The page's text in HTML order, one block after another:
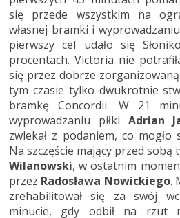
się przede wszystkim na
własnej bramki i
pierwszy cel udało się
procentach. Victoria nie
się przez dobrze
tym czasie tylko dwukrotnie
bramkę Concordii. W 21
wyprowadzaniu piłki Adrian
zwlekał z podaniem, co
Na szczęście mający przed
Wilanowski, w ostatnim
przez Radosława Nowickiego.
zrehabilitował się za swój
minucie, gdy odbił na rzut